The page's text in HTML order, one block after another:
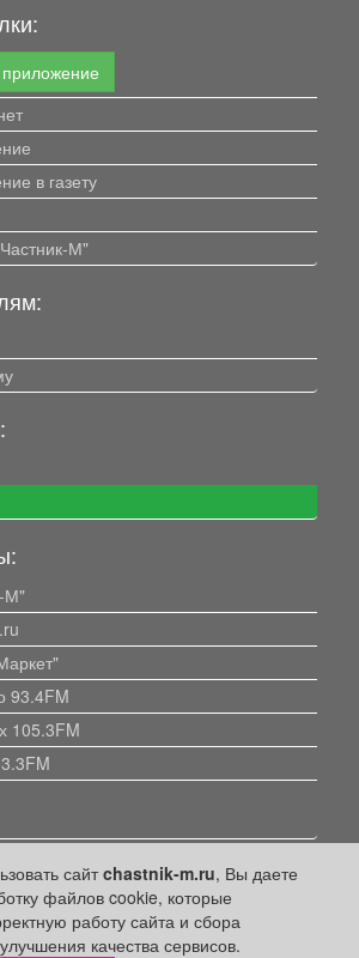
сайтchastnik-m.ru, Вы даете
файлов cookie, которые
работу сайта и сбора
качества сервисов.
приложение
в газету
М"
М"
93.4FM
105.3FM